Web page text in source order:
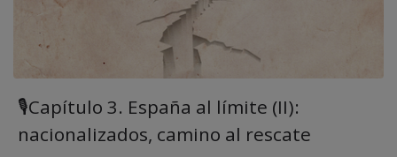
🎙Capítulo 3. España al límite (II):
nacionalizados, camino al rescate